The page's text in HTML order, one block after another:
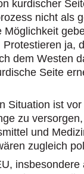
kurdischer
nicht als
Möglichkeit
ja,
dem Westen
Seite
Situation ist
zu
und
zugleich